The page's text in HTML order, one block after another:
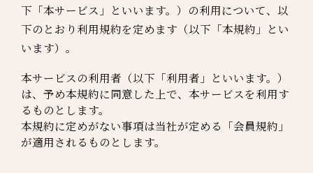
下「本サービス」といいます。）の利用について、以
下のとおり利用規約を定めます（以下「本規約」とい
います）。
本サービスの利用者（以下「利用者」といいます。）
は、予め本規約に同意した上で、本サービスを利用す
るものとします。
本規約に定めがない事項は当社が定める「会員規約」
が適用されるものとします。